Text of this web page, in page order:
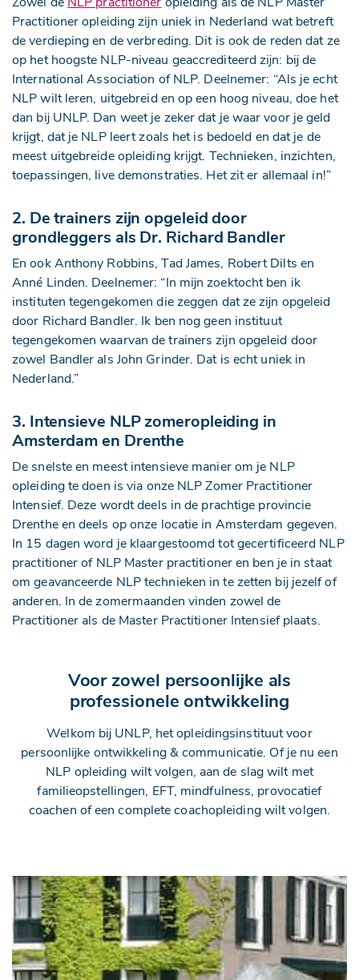
Practitioner opleiding zijn uniek in Nederland wat betreft
de verdieping en de verbreding. Dit is ook de reden dat ze
op het hoogste NLP-niveau geaccrediteerd zijn: bij de
International Association of NLP. Deelnemer: “Als je echt
NLP wilt leren, uitgebreid en op een hoog niveau, doe het
dan bij UNLP. Dan weet je zeker dat je waar voor je geld
krijgt, dat je NLP leert zoals het is bedoeld en dat je de
meest uitgebreide opleiding krijgt. Technieken, inzichten,
toepassingen, live demonstraties. Het zit er allemaal in!”
2. De trainers zijn opgeleid door
grondleggers als Dr. Richard Bandler
En ook Anthony Robbins, Tad James, Robert Dilts en
Anné Linden. Deelnemer: “In mijn zoektocht ben ik
instituten tegengekomen die zeggen dat ze zijn opgeleid
door Richard Bandler. Ik ben nog geen instituut
tegengekomen waarvan de trainers zijn opgeleid door
zowel Bandler als John Grinder. Dat is echt uniek in
Nederland.”
3. Intensieve NLP zomeropleiding in
Amsterdam en Drenthe
De snelste en meest intensieve manier om je NLP
opleiding te doen is via onze NLP Zomer Practitioner
Intensief. Deze wordt deels in de prachtige provincie
Drenthe en deels op onze locatie in Amsterdam gegeven.
In 15 dagen word je klaargestoomd tot gecertificeerd NLP
practitioner of NLP Master practitioner en ben je in staat
om geavanceerde NLP technieken in te zetten bij jezelf of
anderen. In de zomermaanden vinden zowel de
Practitioner als de Master Practitioner Intensief plaats.
Voor zowel persoonlijke als
professionele ontwikkeling
Welkom bij UNLP, het opleidingsinstituut voor
persoonlijke ontwikkeling & communicatie. Of je nu een
NLP opleiding wilt volgen, aan de slag wilt met
familieopstellingen, EFT, mindfulness, provocatief
coachen of een complete coachopleiding wilt volgen.